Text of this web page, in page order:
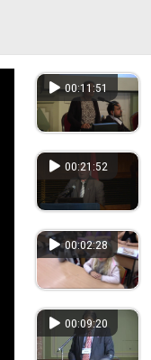
00:11:51
00:21:52
00:02:28
00:09:20